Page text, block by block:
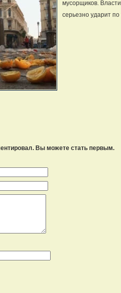
мусорщиков.
серьезно ударит
Вы можете стать первым.